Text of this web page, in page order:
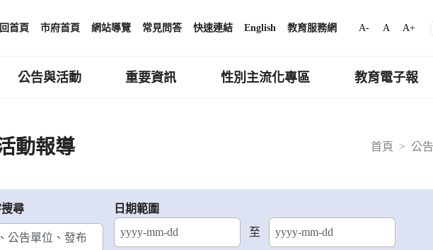
回首頁 市府首頁 網站導覽 常見問答 快速連結 English 教育服務網 A- A A+
公告與活動 重要資訊 性別主流化專區 教育電子報
首頁 公
動報導
尋
日期範圍
至
結束日期